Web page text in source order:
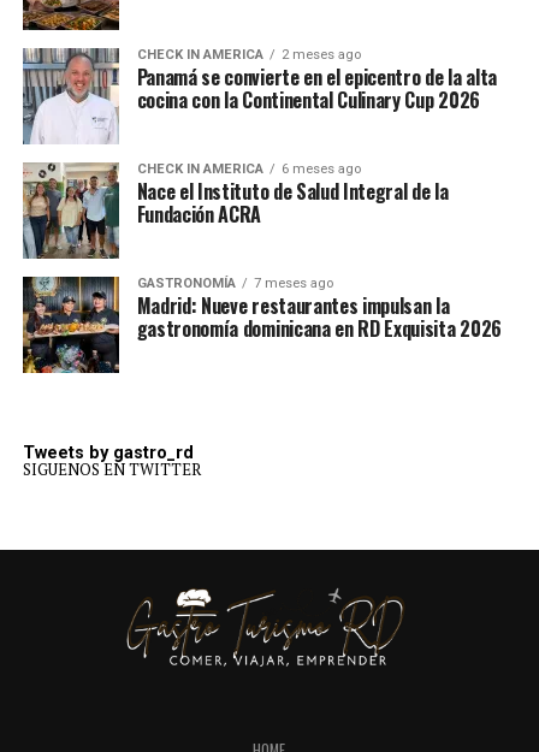
CHECK IN AMERICA 2 meses ago
Panamá se convierte en el epicentro de la alta
cocina con la Continental Culinary Cup 2026
CHECK IN AMERICA 6 meses ago
Nace el Instituto de Salud Integral de la
Fundación ACRA
GASTRONOMÍA 7 meses ago
Madrid: Nueve restaurantes impulsan la
gastronomía dominicana en RD Exquisita 2026
Tweets by gastro_rd
SIGUENOS EN TWITTER